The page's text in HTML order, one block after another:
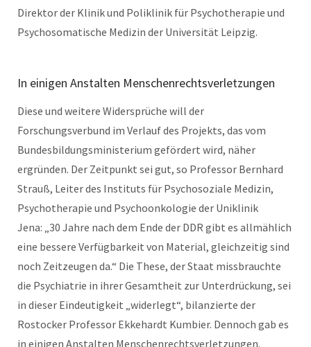
Direktor der Klinik und Poliklinik für Psychotherapie und
Psychosomatische Medizin der Universität Leipzig.
In einigen Anstalten Menschenrechtsverletzungen
Diese und weitere Widersprüche will der
Forschungsverbund im Verlauf des Projekts, das vom
Bundesbildungsministerium gefördert wird, näher
ergründen. Der Zeitpunkt sei gut, so Professor Bernhard
Strauß, Leiter des Instituts für Psychosoziale Medizin,
Psychotherapie und Psychoonkologie der Uniklinik
Jena: „30 Jahre nach dem Ende der DDR gibt es allmählich
eine bessere Verfügbarkeit von Material, gleichzeitig sind
noch Zeitzeugen da.“ Die These, der Staat missbrauchte
die Psychiatrie in ihrer Gesamtheit zur Unterdrückung, sei
in dieser Eindeutigkeit „widerlegt“, bilanzierte der
Rostocker Professor Ekkehardt Kumbier. Dennoch gab es
in einigen Anstalten Menschenrechtsverletzungen.